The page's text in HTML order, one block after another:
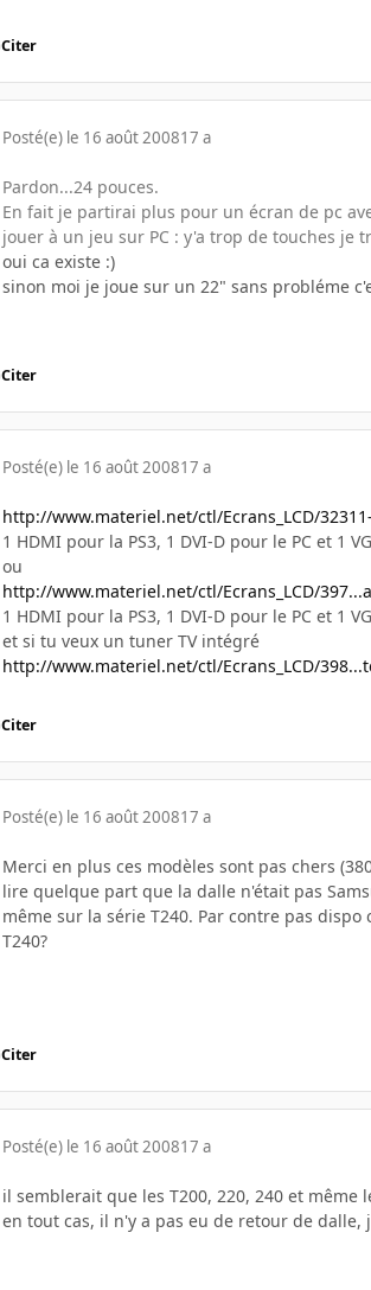
Citer
Posté(e) le 16 août 200817 a
Pardon...24 pouces.
En fait je partirai plus pour un écran de pc
jouer à un jeu sur PC : y'a trop de touches je
oui ca existe :)
sinon moi je joue sur un 22" sans probléme
Citer
Posté(e) le 16 août 200817 a
http://www.materiel.net/ctl/Ecrans_LCD/
1 HDMI pour la PS3, 1 DVI-D pour le PC et 1
ou
http://www.materiel.net/ctl/Ecrans_LCD/
1 HDMI pour la PS3, 1 DVI-D pour le PC et 1
et si tu veux un tuner TV intégré
http://www.materiel.net/ctl/Ecrans_LCD/
Citer
Posté(e) le 16 août 200817 a
Merci en plus ces modèles sont pas chers
lire quelque part que la dalle n'était pas
même sur la série T240. Par contre pas
T240?
Citer
Posté(e) le 16 août 200817 a
il semblerait que les T200, 220, 240 et même
en tout cas, il n'y a pas eu de retour de dalle,